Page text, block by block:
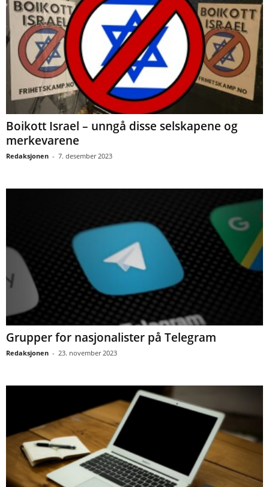
Boikott Israel – unngå disse selskapene og
merkevarene
Redaksjonen - 7. desember 2023
Grupper for nasjonalister på Telegram
Redaksjonen - 23. november 2023